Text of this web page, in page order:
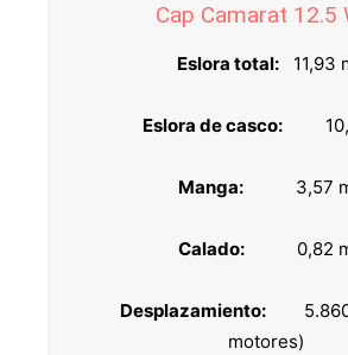
Cap Camarat 12.5
Eslora total:11,93
Eslora de casco:
Manga: 3,57
Calado: 0,82
Desplazamiento: 5.860
motores)